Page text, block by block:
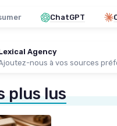
ChatGPT
Agency
nous à vos sources
plus lus